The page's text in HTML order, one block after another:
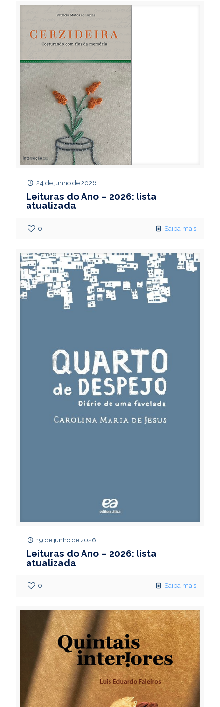
24 de junho de 2026
Leituras do Ano – 2026: lista
atualizada
0 Saiba mais
19 de junho de 2026
Leituras do Ano – 2026: lista
atualizada
0 Saiba mais